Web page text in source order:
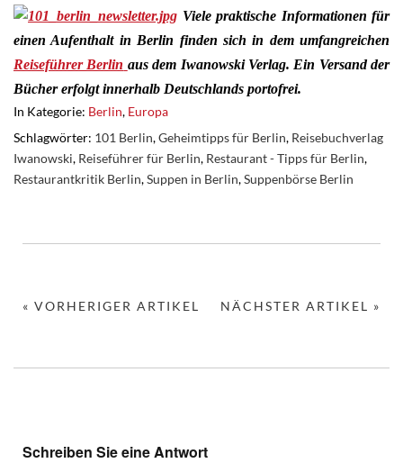
Viele praktische Informationen für
einen Aufenthalt in Berlin finden sich in dem umfangreichen
Reiseführer Berlin aus dem Iwanowski Verlag. Ein Versand der
Bücher erfolgt innerhalb Deutschlands portofrei.
In Kategorie: Berlin, Europa
Schlagwörter: 101 Berlin,Geheimtipps für Berlin, Reisebuchverlag
Iwanowski, Reiseführer für Berlin, Restaurant - Tipps für Berlin,
Restaurantkritik Berlin,Suppen in Berlin,Suppenbörse Berlin
NÄCHSTER ARTIKEL »
« VORHERIGER ARTIKEL
Schreiben Sie eine Antwort